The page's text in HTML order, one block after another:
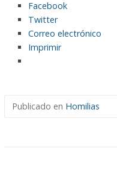
Facebook
Twitter
Correo electrónico
Imprimir
Publicado en Homilias